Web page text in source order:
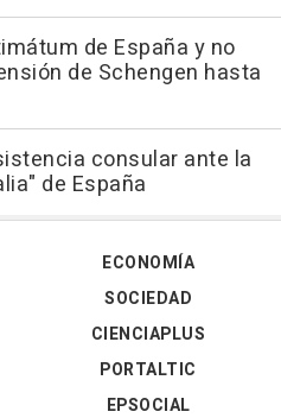
de España y no
de Schengen hasta
consular ante la
de España
ECONOMÍA
SOCIEDAD
CIENCIAPLUS
PORTALTIC
EPSOCIAL